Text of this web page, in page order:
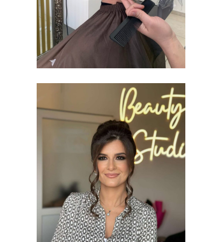
SVEČANE
FRIZURE
SVEČANE FRIZURE